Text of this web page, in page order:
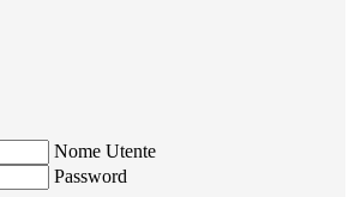
Nome Utente
Password